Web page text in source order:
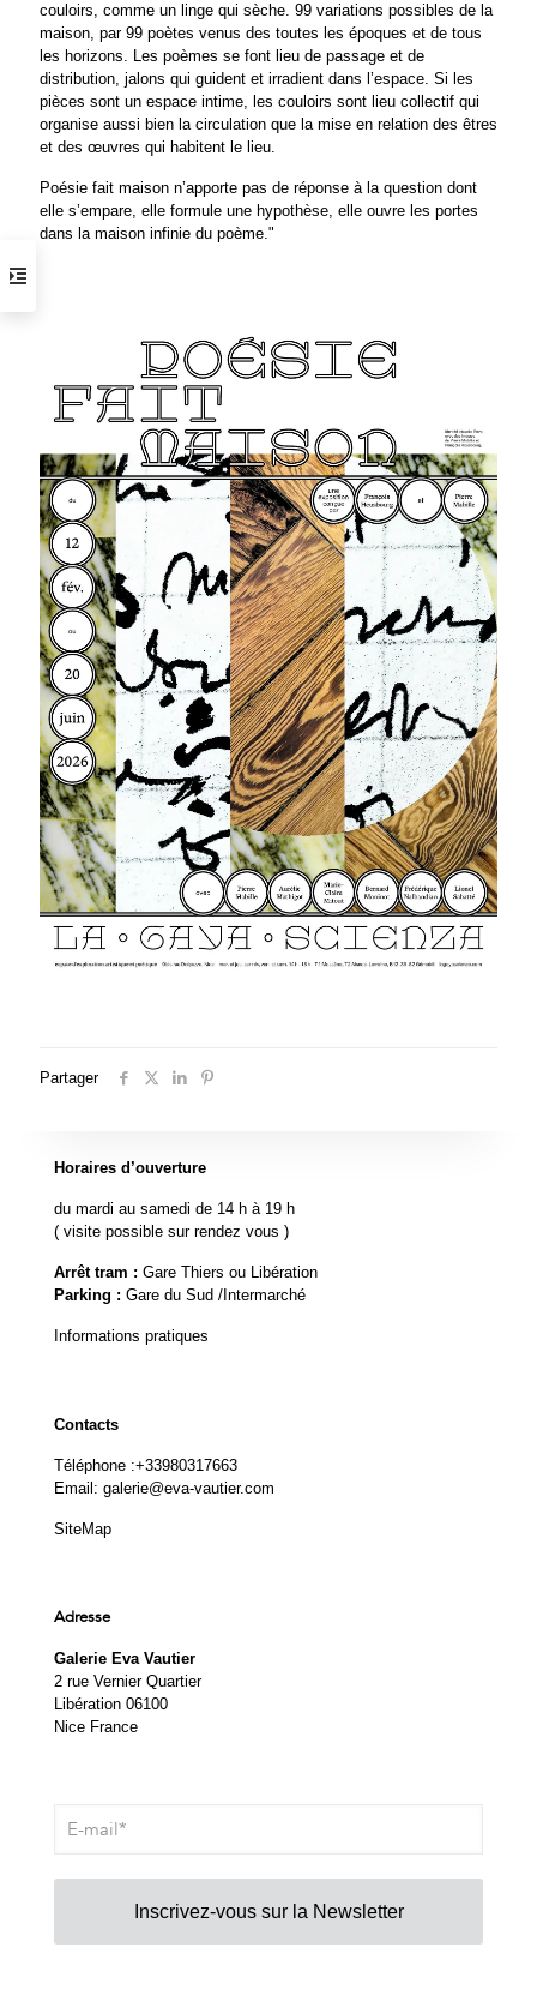
couloirs, comme un linge qui sèche. 99 variations possibles de la
maison, par 99 poètes venus des toutes les époques et de tous
les horizons. Les poèmes se font lieu de passage et de
distribution, jalons qui guident et irradient dans l’espace. Si les
pièces sont un espace intime, les couloirs sont lieu collectif qui
organise aussi bien la circulation que la mise en relation des êtres
et des œuvres qui habitent le lieu.
Poésie fait maison n’apporte pas de réponse à la question dont
elle s’empare, elle formule une hypothèse, elle ouvre les portes
dans la maison infinie du poème."
Partager
Horaires d’ouverture
du mardi au samedi de 14 h à 19 h
( visite possible sur rendez vous )
Arrêt tram : Gare Thiers ou Libération
Parking : Gare du Sud /Intermarché
Informations pratiques
Contacts
Téléphone :+33980317663
Email: galerie@eva-vautier.com
SiteMap
Adresse
Galerie Eva Vautier
2 rue Vernier Quartier
Libération 06100
Nice France
Inscrivez-vous sur la Newsletter